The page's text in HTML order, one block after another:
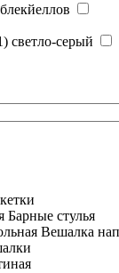
блекйеллов
светло-серый
Барные стулья
Вешалка